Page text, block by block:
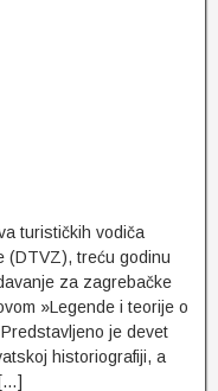
turističkih vodiča
(DTVZ), treću godinu
za zagrebačke
»Legende i teorije o
je devet
historiografiji, a